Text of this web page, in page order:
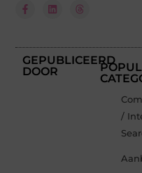
GEPUBLICEERD
DOOR
/